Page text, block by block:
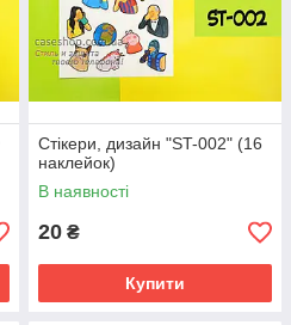
Стікери, дизайн "ST-002" (16
наклейок)
В наявності
20 ₴
Купити